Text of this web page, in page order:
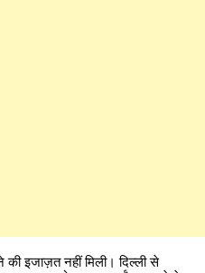
की इजाज़त नहीं मिली। दिल्ली से